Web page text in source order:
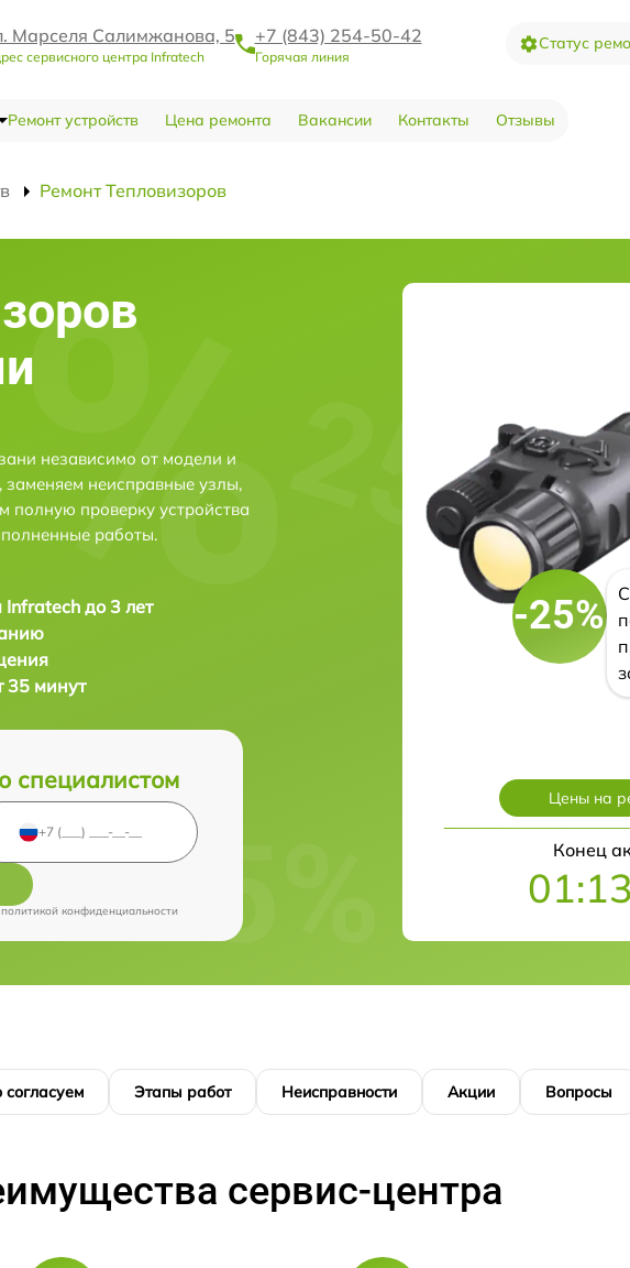
Марселя Салимжанова, 5
сервисного центра Infratech
+7 (843) 254-50-42
Горячая линия
Статус
Ремонт устройств Цена ремонта Вакансии Контакты Отзывы
Ремонт Тепловизоров
независимо от модели и
неисправные узлы,
полную проверку устройства
работы.
Infratech до 3 лет
35 минут
специалистом
политикой конфиденциальности
-25%
Цены на
Конец
согласуем Этапы работ Неисправности Акции Вопросы
сервис-центра